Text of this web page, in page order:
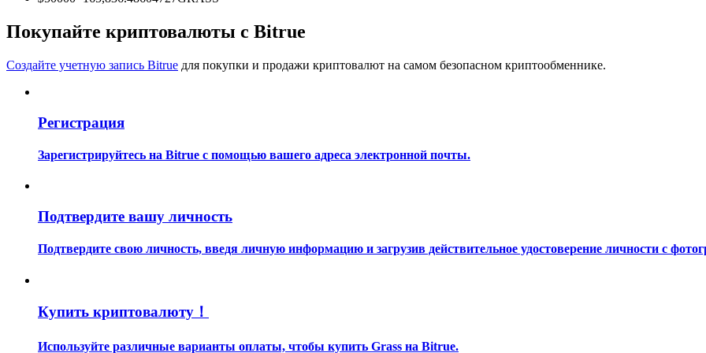
Наслаждайтесь распределением прибыли и комиссиями за копи-трейдинг
Анализ больших данных, включая торговую информацию и т. д.
Покупайте криптовалюты с Bitrue
Создайте учетную запись Bitrue для покупки и продажи криптовалют на самом безопасном криптообменнике.
Регистрация
Зарегистрируйтесь на Bitrue с помощью вашего адреса электронной почты.
Подтвердите вашу личность
Подтвердите свою личность, введя личную информацию и загрузив действительное удостоверение личности с
Купить криптовалюту！
Используйте различные варианты оплаты, чтобы купить Grass на Bitrue.